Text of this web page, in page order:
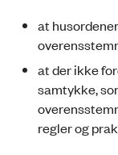
at
at der ikke
samtykke,
regler og